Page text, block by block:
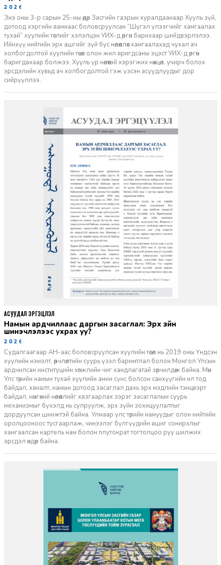
2026-07-27
Энэ оны 3-р сарын 25-ны өдөр Засгийн газрын хуралдаанаар Хууль зүй,
дотоод хэргийн яамнаас боловсруулсан “Шүгэл үлээгчийг хамгаалах
тухай” хуулийн төслийг хэлэлцэн УИХ-д өргөн барихаар шийдвэрлэлээ.
Ийнхүү нийтийн эрх ашгийг зүй бус нөлөөллөөс хамгаалахад чухал ач
холбогдолтой хуулийн төсөл олон жил яригдсаны эцэст УИХ-д өргөн
баригдахаар болжээ. Хууль үр нөлөөтэй хэрэгжих нөхцөл, учирч болох
эрсдэлийн хувьд ач холбогдолтой гэж үзсэн асуудлуудыг дор
сийрүүллээ.
Намын ардчиллаас даргын засаглал: Эрх зүйн
шинэчлэлээс ухрах уу?
2026-07-08
Судалгаагаар АН-аас боловсруулсан хуулийн төсөл нь 2019 оны Үндсэн
хуулийн нэмэлт, өөрчлөлтийн суурь үзэл баримтлал болон Монгол Улсын
ардчилсан институцийн хөгжлийн чиг хандлагатай зөрчилдөж байна. Мөн
Улс төрийн намын тухай хуулийн амин сүнс болсон санхүүгийн ил тод
байдал, хяналт, намын дотоод засаглал дахь эрх мэдлийн тэнцвэрт
байдал, мөнгөний нөлөөллийг хязгаарлах зэрэг засаглалын суурь
механизмыг бүхэлд нь сулруулж, эрх зүйн зохицуулалтыг
дордуулсан шинжтэй байна. Улмаар улс төрийн намуудыг олон нийтийн
оролцооноос тусгаарлаж, чинээлэг бүлгүүдийн ашиг сонирхлыг
хамгаалсан картель нам болон плутократ тогтолцоо руу шилжих
эрсдэл өндөр байна.
АСУУДАЛ ЭРГЭЦҮҮЛЭЛ